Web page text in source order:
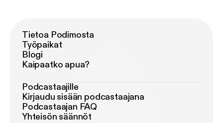
Tietoa Podimosta
Työpaikat
Blogi
Kaipaatko apua?
Podcastaajille
Kirjaudu sisään podcastaajana
Podcastaajan FAQ
Yhteisön säännöt